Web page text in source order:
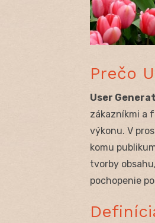
Prečo
User
zákazníkmi a
výkonu. V
komu
tvorby
pochopenie